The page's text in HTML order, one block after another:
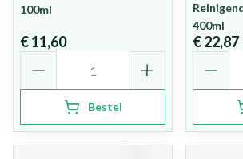
100ml
€ 11,60
Bestel
400ml
€ 22,87